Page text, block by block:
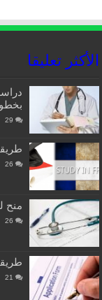
الأكثر تعليقا
29
26
منح
26
21